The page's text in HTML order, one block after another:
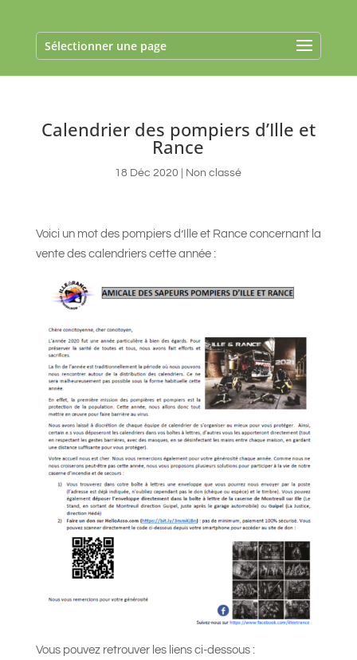
Sélectionner une page
Calendrier des pompiers d’Ille et
Rance
18 Déc 2020 Non classé
Voici un mot des pompiers d’Ille et Rance concernant la
vente des calendriers cette année :
Vous pouvez retrouver les liens ci-dessous :